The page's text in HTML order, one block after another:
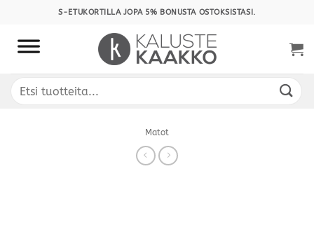
content
S-ETUKORTILLA JOPA 5% BONUSTA OSTOKSISTASI.
Etsi:
Matot